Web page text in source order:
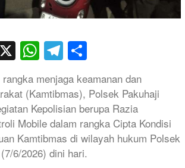
X WhatsApp
Telegram
menjaga keamanan dan
(Kamtibmas), Polsek Pakuhaji
Kepolisian berupa Razia
Mobile dalam rangka Cipta Kondisi
Kamtibmas di wilayah hukum Polsek
6/2026) dini hari.